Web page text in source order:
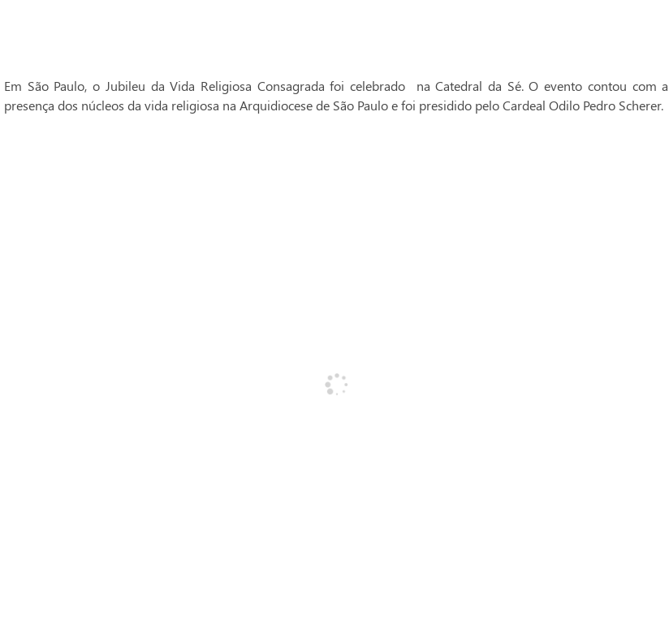
Em São Paulo, o Jubileu da Vida Religiosa Consagrada foi celebrado na Catedral da Sé. O evento contou com a
presença dos núcleos da vida religiosa na Arquidiocese de São Paulo e foi presidido pelo Cardeal Odilo Pedro Scherer.